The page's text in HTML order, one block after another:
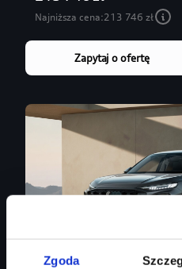
Zgoda
Najniższa cena:213 746 zł
Zapytaj o ofertę